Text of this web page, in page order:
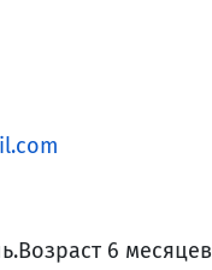
6 месяцев